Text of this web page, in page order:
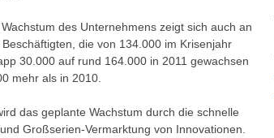
des Unternehmens zeigt sich auch an
die von 134.000 im Krisenjahr
30.000 auf rund 164.000 in 2011 gewachsen
mehr als in 2010.
das geplante Wachstum durch die schnelle
Großserien-Vermarktung von Innovationen.